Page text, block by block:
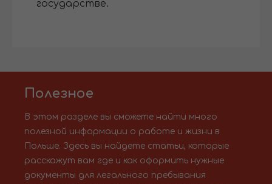
государстве.
Полезное
В этом разделе вы сможете найти много
полезной информации о работе и жизни в
Польше. Здесь вы найдете статьи, которые
расскажут вам где и как оформить нужные
документы для легального пребывания